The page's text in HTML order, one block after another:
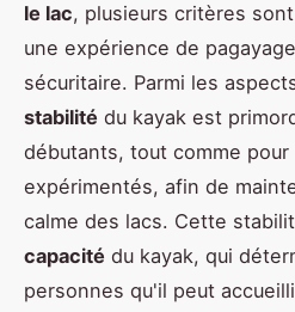
le lac, plusieurs critères
une expérience de
sécuritaire. Parmi les
stabilité du kayak est
débutants, tout comme pour
expérimentés, afin de
calme des lacs. Cette
capacité du kayak, qui
personnes qu'il peut